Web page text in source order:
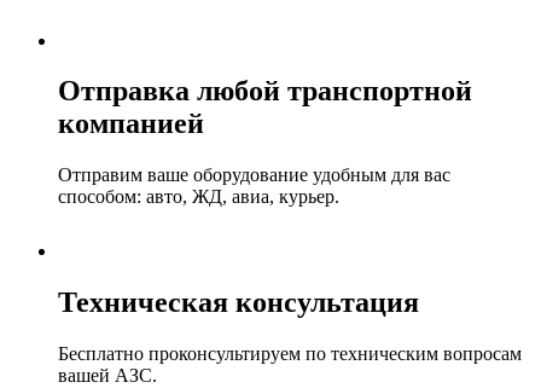
Отправка любой транспортной
компанией
Отправим ваше оборудование удобным для вас
способом: авто, ЖД, авиа, курьер.
Техническая консультация
Бесплатно проконсультируем по техническим вопросам
вашей АЗС.